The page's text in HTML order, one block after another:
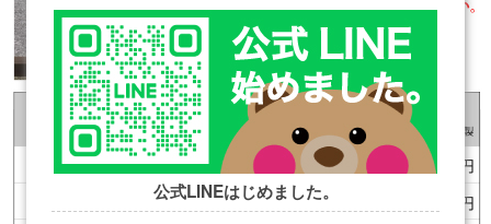
公式LINEはじめました。